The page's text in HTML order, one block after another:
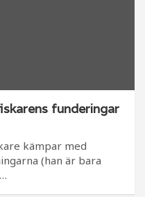
funderingar
kämpar med
(han är bara